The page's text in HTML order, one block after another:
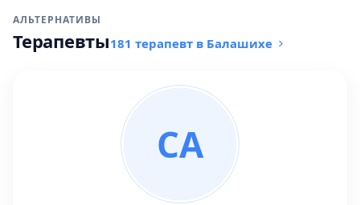
АЛЬТЕРНАТИВЫ
Терапевты181 терапевт в Балашихе
СА